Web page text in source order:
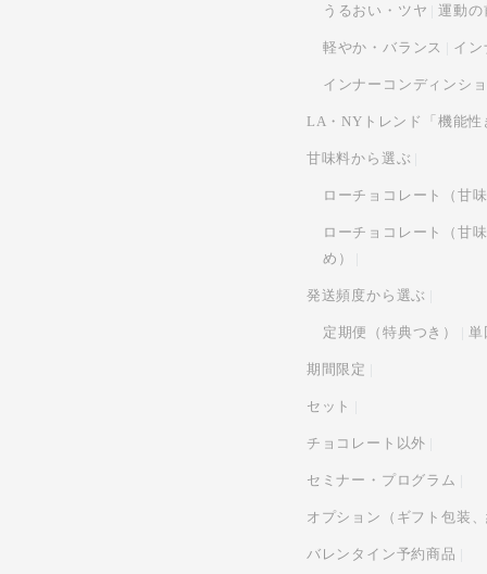
うるおい・ツヤ 運動の
軽やか・バランス イン
インナーコンディンシ
LA・NYトレンド「機能性
甘味料から選ぶ
ローチョコレート（甘
ローチョコレート（甘
め）
発送頻度から選ぶ
定期便（特典つき） 単
期間限定
セット
チョコレート以外
セミナー・プログラム
オプション（ギフト包装、
バレンタイン予約商品